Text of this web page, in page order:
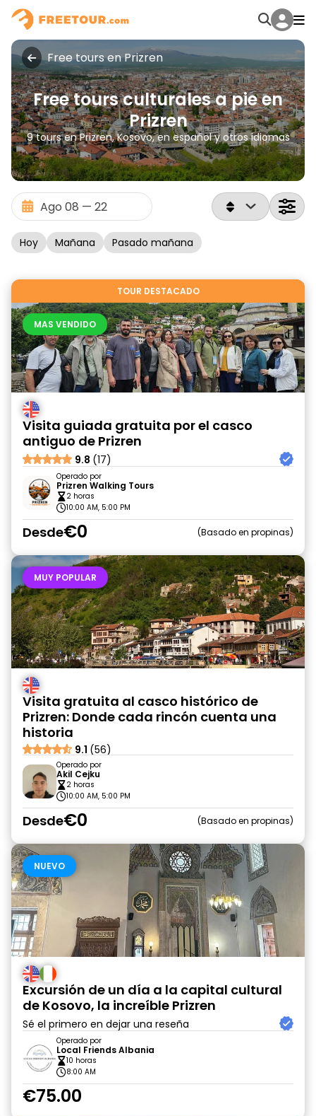
Free tours en Prizren
Free tours culturales a pie en
Prizren
9 tours en Prizren, Kosovo, en español y otros idiomas
Hoy Mañana Pasado mañana
TOUR DESTACADO
MAS VENDIDO
Visita guiada gratuita por el casco
antiguo de Prizren
9.8 (17)
Operado por
Prizren Walking Tours
2 horas
10:00 AM, 5:00 PM
Desde€0 Basado en propinas
MUY POPULAR
Visita gratuita al casco histórico de
Prizren: Donde cada rincón cuenta una
historia
9.1 (56)
Operado por
Akil Cejku
2 horas
10:00 AM, 5:00 PM
Desde€0 Basado en propinas
NUEVO
Excursión de un día a la capital cultural
de Kosovo, la increíble Prizren
Sé el primero en dejar una reseña
Operado por
Local Friends Albania
10 horas
8:00 AM
€75.00